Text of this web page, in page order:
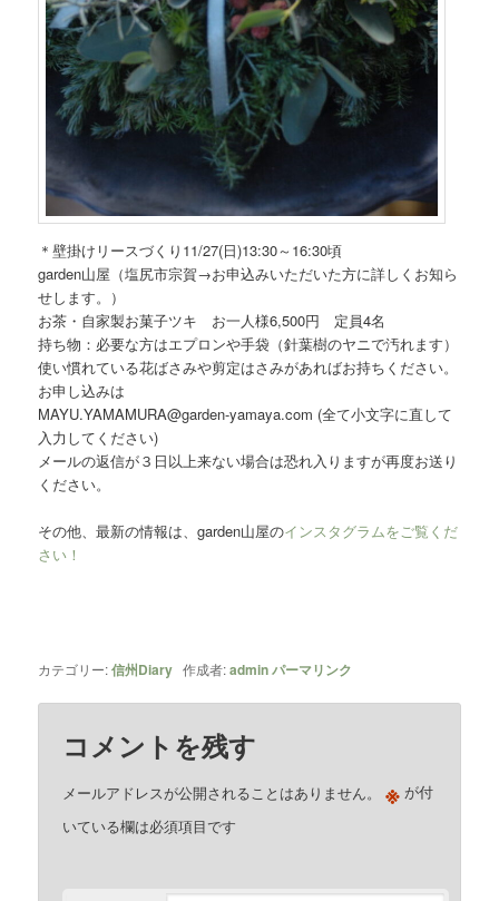
＊壁掛けリースづくり11/27(日)13:30～16:30頃
garden山屋（塩尻市宗賀→お申込みいただいた方に詳しくお知ら
せします。）
お茶・自家製お菓子ツキ お一人様6,500円 定員4名
持ち物：必要な方はエプロンや手袋（針葉樹のヤニで汚れます）
使い慣れている花ばさみや剪定はさみがあればお持ちください。
お申し込みは
MAYU.YAMAMURA@garden-yamaya.com (全て小文字に直して
入力してください)
メールの返信が３日以上来ない場合は恐れ入りますが再度お送り
ください。
その他、最新の情報は、garden山屋のインスタグラムをご覧くだ
さい！
カテゴリー:信州Diary 作成者:adminパーマリンク
コメントを残す
メールアドレスが公開されることはありません。 ※ が付
いている欄は必須項目です